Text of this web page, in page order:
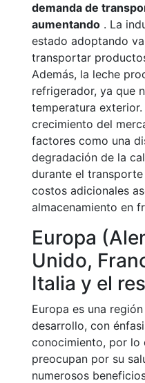
demanda de
aumentando . La
estado adoptando
transportar
Además, la leche
refrigerador, ya que
temperatura exterior.
crecimiento del
factores como una
degradación de la
durante el
costos adicionales
almacenamiento en
Europa
Unido,
Italia y el
Europa es una
desarrollo, con
conocimiento, por lo
preocupan por su
numerosos